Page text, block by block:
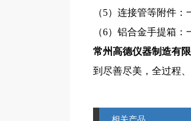
（5）连接管等附件：
（6）铝合金手提箱：
常州高德仪器制造有
到尽善尽美，全过程